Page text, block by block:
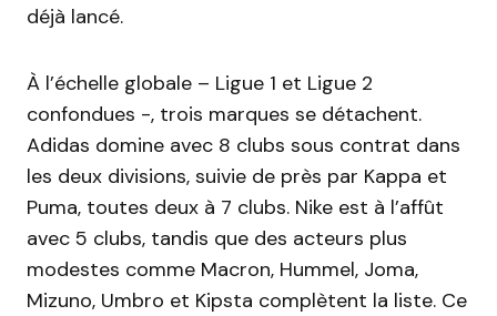
déjà lancé.
À l’échelle globale – Ligue 1 et Ligue 2
confondues -, trois marques se détachent.
Adidas domine avec 8 clubs sous contrat dans
les deux divisions, suivie de près par Kappa et
Puma, toutes deux à 7 clubs. Nike est à l’affût
avec 5 clubs, tandis que des acteurs plus
modestes comme Macron, Hummel, Joma,
Mizuno, Umbro et Kipsta complètent la liste. Ce